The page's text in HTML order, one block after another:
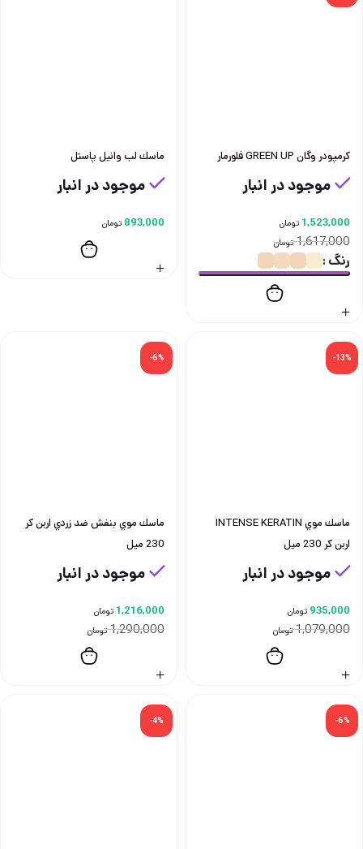
كرمپودر وگان GREEN UP فلورمار
موجود در انبار
1,617,000 تومان
1,523,000 تومان
رنگ
ماسك لب وانيل پاستل
موجود در انبار
893,000 تومان
-13%
ماسك موي INTENSE KERATIN
اربن كر 230 ميل
موجود در انبار
1,079,000 تومان
935,000 تومان
-6%
ماسك موي بنفش ضد زردي اربن كر
230 ميل
موجود در انبار
1,290,000 تومان
1,216,000 تومان
-6%
-4%